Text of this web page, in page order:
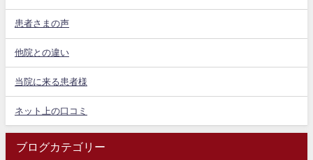
患者さまの声
他院との違い
当院に来る患者様
ネット上の口コミ
ブログカテゴリー